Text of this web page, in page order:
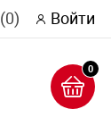
(0) Войти
0